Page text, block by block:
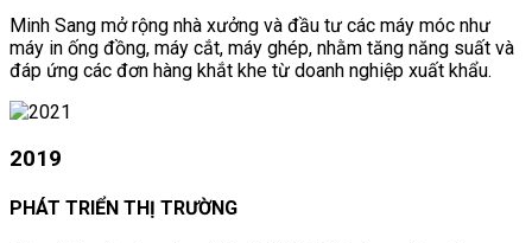
Minh Sang mở rộng nhà xưởng và đầu tư các máy móc như
máy in ống đồng, máy cắt, máy ghép, nhằm tăng năng suất và
đáp ứng các đơn hàng khắt khe từ doanh nghiệp xuất khẩu.
2019
PHÁT TRIỂN THỊ TRƯỜNG